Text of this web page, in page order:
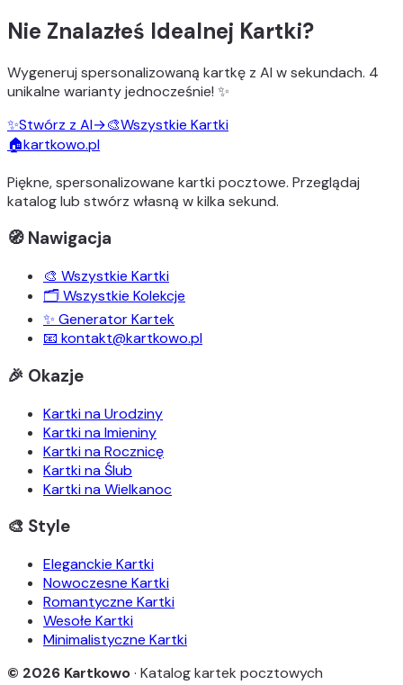
Nie Znalazłeś Idealnej Kartki?
Wygeneruj spersonalizowaną kartkę z AI w sekundach. 4
unikalne wariantyjednocześnie! ✨
✨Stwórz z AI→🎨Wszystkie Kartki
🏠kartkowo.pl
Piękne, spersonalizowane kartki pocztowe. Przeglądaj
katalog lub stwórz własną w kilka sekund.
🧭 Nawigacja
🎨 Wszystkie Kartki
🗂️ Wszystkie Kolekcje
✨ Generator Kartek
📧 kontakt@kartkowo.pl
🎉 Okazje
Kartki na Urodziny
Kartki na Imieniny
Kartki na Rocznicę
Kartki na Ślub
Kartki na Wielkanoc
🎨 Style
Eleganckie Kartki
Nowoczesne Kartki
Romantyczne Kartki
Wesołe Kartki
Minimalistyczne Kartki
© 2026 Kartkowo· Katalog kartek pocztowych